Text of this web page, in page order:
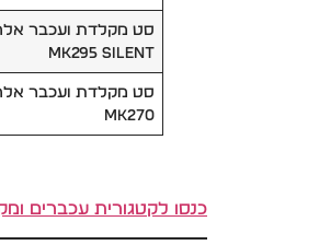
MK295 Silent
MK270
כנסו לקטגורית עכברים